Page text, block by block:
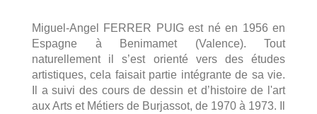
Miguel-Angel FERRER PUIG est né en 1956 en
Espagne à Benimamet (Valence).
Tout
naturellement il s’est orienté
vers des études
artistiques, cela faisait partie intégrante de sa vie.
Il a suivi des cours de dessin et d’histoire de l'art
aux Arts et Métiers de Burjassot, de 1970 à 1973. Il